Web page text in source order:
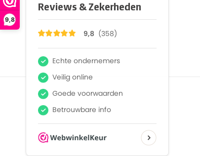
9,8
€39.95